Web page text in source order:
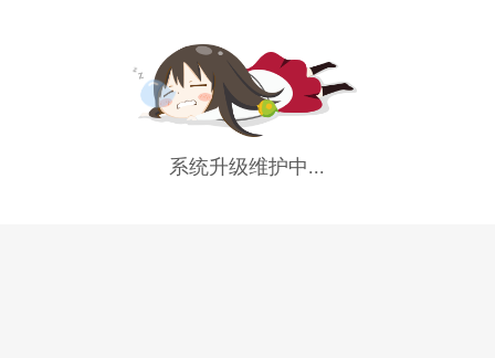
系统升级维护中...